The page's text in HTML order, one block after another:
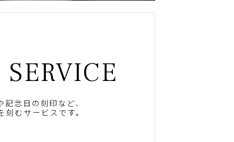
念日の刻印など、
むサービスです。